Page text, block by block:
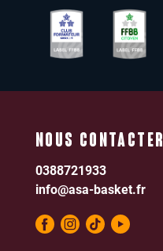
NOUS CONTACTER
0388721933
info@asa-basket.fr